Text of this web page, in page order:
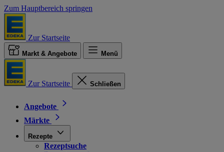
Zum Hauptbereich springen
Zur Startseite
Markt & Angebote Menü
Zur Startseite Schließen
Angebote
Märkte
Rezepte
Rezeptsuche